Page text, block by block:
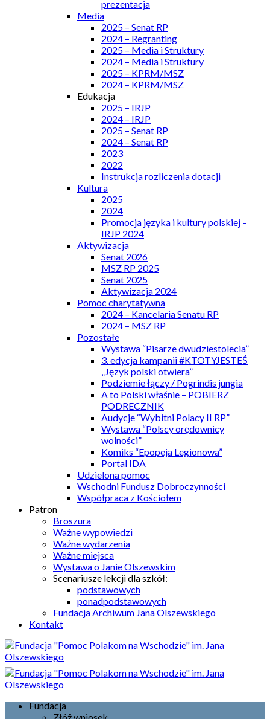
prezentacja
Media
2025 – Senat RP
2024 – Regranting
2025 – Media i Struktury
2024 – Media i Struktury
2025 – KPRM/MSZ
2024 – KPRM/MSZ
Edukacja
2025 – IRJP
2024 – IRJP
2025 – Senat RP
2024 – Senat RP
2023
2022
Instrukcja rozliczenia dotacji
Kultura
2025
2024
Promocja języka i kultury polskiej –
IRJP 2024
Aktywizacja
Senat 2026
MSZ RP 2025
Senat 2025
Aktywizacja 2024
Pomoc charytatywna
2024 – Kancelaria Senatu RP
2024 – MSZ RP
Pozostałe
Wystawa “Pisarze dwudziestolecia”
3. edycja kampanii #KTOTYJESTEŚ
„Język polski otwiera”
Podziemie łączy / Pogrindis jungia
A to Polski właśnie – POBIERZ
PODRECZNIK
Audycje “Wybitni Polacy II RP”
Wystawa “Polscy orędownicy
wolności”
Komiks “Epopeja Legionowa”
Portal IDA
Udzielona pomoc
Wschodni Fundusz Dobroczynności
Współpraca z Kościołem
Patron
Broszura
Ważne wypowiedzi
Ważne wydarzenia
Ważne miejsca
Wystawa o Janie Olszewskim
Scenariusze lekcji dla szkół:
podstawowych
ponadpodstawowych
Fundacja Archiwum Jana Olszewskiego
Kontakt
Fundacja